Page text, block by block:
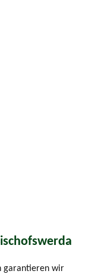
garantieren wir